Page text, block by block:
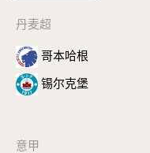
丹麦超
哥本哈根
锡尔克堡
意甲